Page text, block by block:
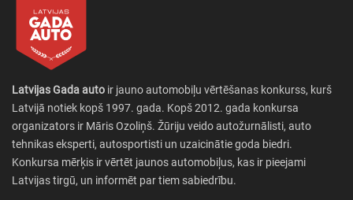
Latvijas Gada auto ir jauno automobiļu vērtēšanas konkurss, kurš
Latvijā notiek kopš 1997. gada. Kopš 2012. gada konkursa
organizators ir Māris Ozoliņš. Žūriju veido autožurnālisti, auto
tehnikas eksperti, autosportisti un uzaicinātie goda biedri.
Konkursa mērķis ir vērtēt jaunos automobiļus, kas ir pieejami
Latvijas tirgū, un informēt par tiem sabiedrību.